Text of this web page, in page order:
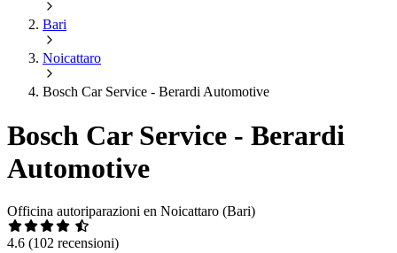
Bari
Noicattaro
Bosch Car Service - Berardi Automotive
Bosch Car Service - Berardi
Automotive
Officina autoriparazioni en Noicattaro (Bari)
4.6 (102 recensioni)